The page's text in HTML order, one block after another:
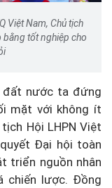
Việt Nam, Chủ tịch
bằng tốt nghiệp cho
đất nước ta đứng
mặt với không ít
Hội LHPN Việt
Đại hội toàn
triển nguồn nhân
chiến lược. Đồng